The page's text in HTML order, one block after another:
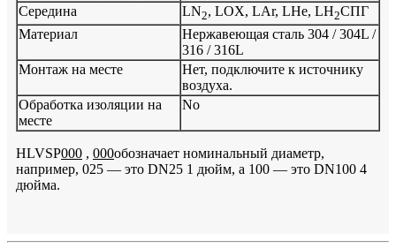
Середина
LN2, LOX, LAr, LHe, LH2СПГ
Материал
Нержавеющая сталь 304 / 304L /
316 / 316L
Монтаж на месте
Нет, подключите к источнику
воздуха.
Обработка изоляции на
месте
No
HLVSP000 , 000обозначает номинальный диаметр,
например, 025 — это DN25 1 дюйм, а 100 — это DN100 4
дюйма.